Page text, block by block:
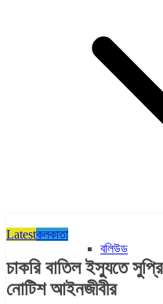
বলিউড
Latestকলকাতা
চাকরি বাতিল ইস্যুতে
নোটিশ আইনজীবীর